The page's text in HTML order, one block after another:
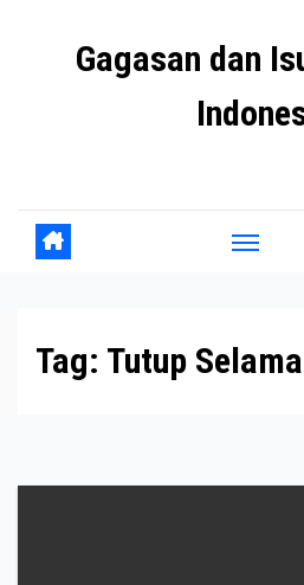
Gagasan dan
Tag: Tutup